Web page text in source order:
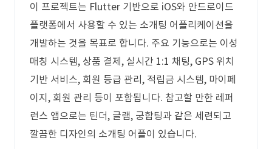
이 프로젝트는 Flutter 기반으로 iOS와 안드로이드
플랫폼에서 사용할 수 있는 소개팅 어플리케이션을
개발하는 것을 목표로 합니다. 주요 기능으로는 이성
매칭 시스템, 상품 결제, 실시간 1:1 채팅, GPS 위치
기반 서비스, 회원 등급 관리, 적립금 시스템, 마이페
이지, 회원 관리 등이 포함됩니다. 참고할 만한 레퍼
런스 앱으로는 틴더, 글램, 궁합팅과 같은 세련되고
깔끔한 디자인의 소개팅 어플이 있습니다.